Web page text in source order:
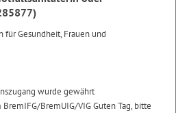
für Gesundheit, Frauen und
wurde gewährt
BremUIG/VIG Guten Tag, bitte